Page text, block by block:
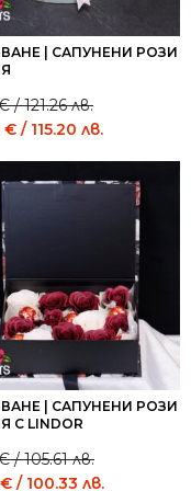
| САПУНЕНИ РОЗИ
/ 121.26 лв.
€ / 115.20 лв.
| САПУНЕНИ РОЗИ
С LINDOR
/ 105.61 лв.
€ / 100.33 лв.